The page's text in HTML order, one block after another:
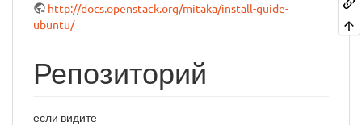
http://docs.openstack.org/mitaka/install-guide-
ubuntu/
Репозиторий
если видите